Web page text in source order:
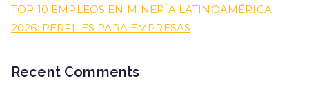
TOP 10 EMPLEOS EN MINERÍA LATINOAMÉRICA
2026: PERFILES PARA EMPRESAS
Recent Comments